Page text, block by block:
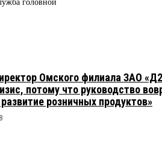
головной
Омского филиала ЗАО
потому что руководство
розничных продуктов»